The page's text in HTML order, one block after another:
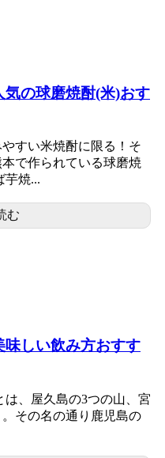
気の球磨焼酎(米)おす
すい米焼酎に限る！そ
で作られている球磨焼
芋焼...
む
味しい飲み方おすす
は、屋久島の3つの山、宮
その名の通り鹿児島の